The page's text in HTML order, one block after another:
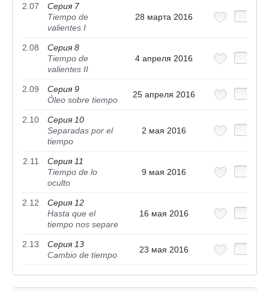
2.07
Серия 7
Tiempo de
valientes I
28 марта 2016
2.08
Серия 8
Tiempo de
valientes II
4 апреля 2016
2.09
Серия 9
Óleo sobre tiempo
25 апреля 2016
2.10
Серия 10
Separadas por el
tiempo
2 мая 2016
2.11
Серия 11
Tiempo de lo
oculto
9 мая 2016
2.12
Серия 12
Hasta que el
tiempo nos separe
16 мая 2016
2.13
Серия 13
Cambio de tiempo
23 мая 2016